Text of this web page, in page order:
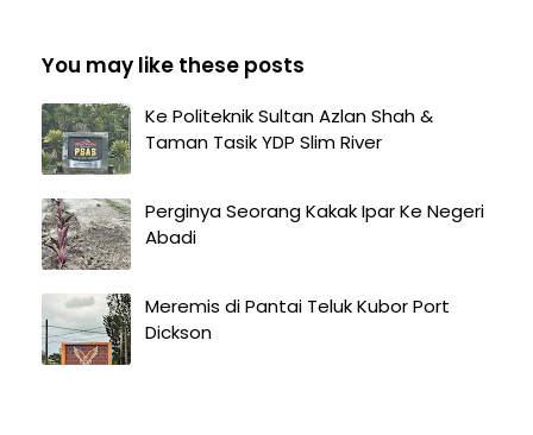
You may like these posts
Ke Politeknik Sultan Azlan Shah &
Taman Tasik YDP Slim River
Perginya Seorang Kakak Ipar Ke Negeri
Abadi
Meremis di Pantai Teluk Kubor Port
Dickson